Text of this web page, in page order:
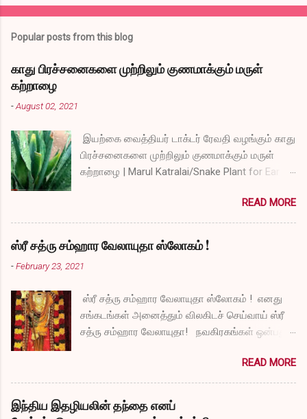
Popular posts from this blog
காது பிரச்சனைகளை முற்றிலும் குணமாக்கும் மருள்
கற்றாழை
-August 02, 2021
இயற்கை வைத்தியர் டாக்டர் ரேவதி வழங்கும் காது
பிரச்சனைகளை முற்றிலும் குணமாக்கும் மருள்
கற்றாழை | Marul Katralai/Snake Plant for Ear
READ MORE
ஸ்ரீ சத்ரு சம்ஹார வேலாயுதா ஸ்லோகம் !
-February 23, 2021
ஸ்ரீ சத்ரு சம்ஹார வேலாயுதா ஸ்லோகம் ! எனது
சங்கடங்கள் அனைத்தும் விலகிடச் செய்வாய் ஸ்ரீ
சத்ரு சம்ஹார வேலாயுதா! நவகிரகங்கள் ஒன்பதும்
வேலாயுதா! சகல விதமான தோஷங்களும் என்னை
விட்டுப் போகட்டும் ஸ்ரீ சத்ரு சம்ஹார வேலாயுதா!
எல்லா விதமான வருத்தங்களும் என்னை விட்டு
அகல வேண்டும் ஸ்ரீ சத்ரு சம்ஹார வேலாயுதா!
READ MORE
இந்திய இதழியலின் தந்தை எனப்